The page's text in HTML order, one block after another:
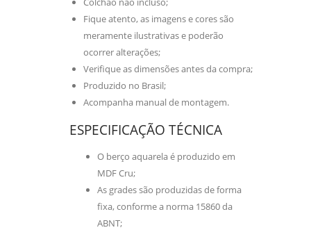
Fique atento, as imagens e cores são
meramente ilustrativas e poderão
ocorrer alterações;
Verifique as dimensões antes da compra;
Produzido no Brasil;
Acompanha manual de montagem.
ESPECIFICAÇÃO TÉCNICA
O berço aquarela é produzido em
MDF Cru;
As grades são produzidas de forma
fixa, conforme a norma 15860 da
ABNT;